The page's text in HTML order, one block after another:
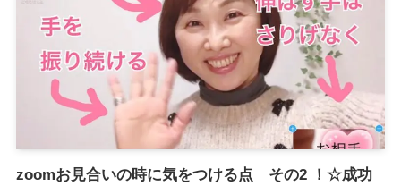
zoomお見合いの時に気をつける点 その2 ！☆成功